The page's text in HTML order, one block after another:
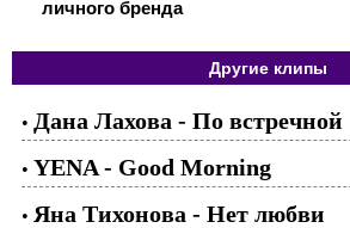
личного бренда
Другие клипы
• Дана Лахова - По встречной
• YENA - Good Morning
• Яна Тихонова - Нет любви